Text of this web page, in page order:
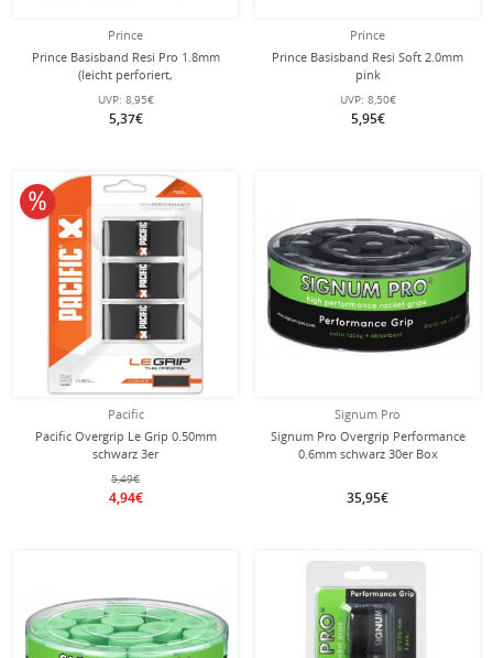
Prince
Prince Basisband Resi Pro 1.8mm
(leicht perforiert,
Schweissabsorbtion) grau - 1 Stück
UVP: 8,95€
5,37€
Prince
Prince Basisband Resi Soft 2.0mm
pink
UVP: 8,50€
5,95€
Pacific
Pacific Overgrip Le Grip 0.50mm
schwarz 3er
5,49€
4,94€
10% reduziert
Signum Pro
Signum Pro Overgrip Performance
0.6mm schwarz 30er Box
35,95€